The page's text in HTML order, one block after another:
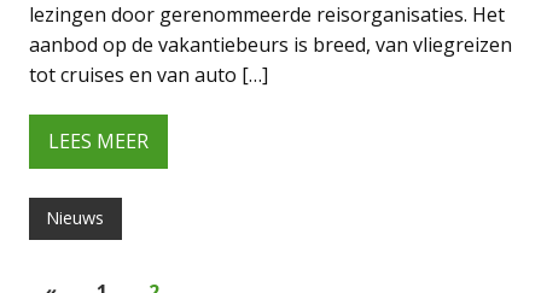
lezingen door gerenommeerde reisorganisaties. Het
aanbod op de vakantiebeurs is breed, van vliegreizen
tot cruises en van auto […]
LEES MEER
Nieuws